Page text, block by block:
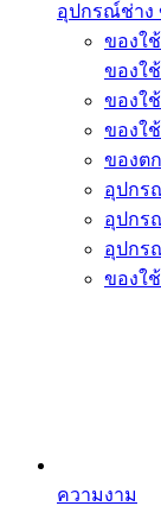
อุปกรณ์ช่าง
ของใ
ของใ
ของใ
ของใ
ของต
อุปกร
อุปกร
อุปกร
ของใ
ความงาม